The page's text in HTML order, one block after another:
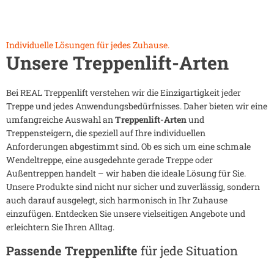
Individuelle Lösungen für jedes Zuhause.
Unsere Treppenlift-Arten
Bei REAL Treppenlift verstehen wir die Einzigartigkeit jeder
Treppe und jedes Anwendungsbedürfnisses. Daher bieten wir eine
umfangreiche Auswahl anTreppenlift-Artenund
Treppensteigern, die speziell auf Ihre individuellen
Anforderungen abgestimmt sind. Ob es sich um eine schmale
Wendeltreppe, eine ausgedehnte gerade Treppe oder
Außentreppen handelt – wir haben die ideale Lösung für Sie.
Unsere Produkte sind nicht nur sicher und zuverlässig, sondern
auch darauf ausgelegt, sich harmonisch in Ihr Zuhause
einzufügen. Entdecken Sie unsere vielseitigen Angebote und
erleichtern Sie Ihren Alltag.
Passende Treppenlifte für jede Situation